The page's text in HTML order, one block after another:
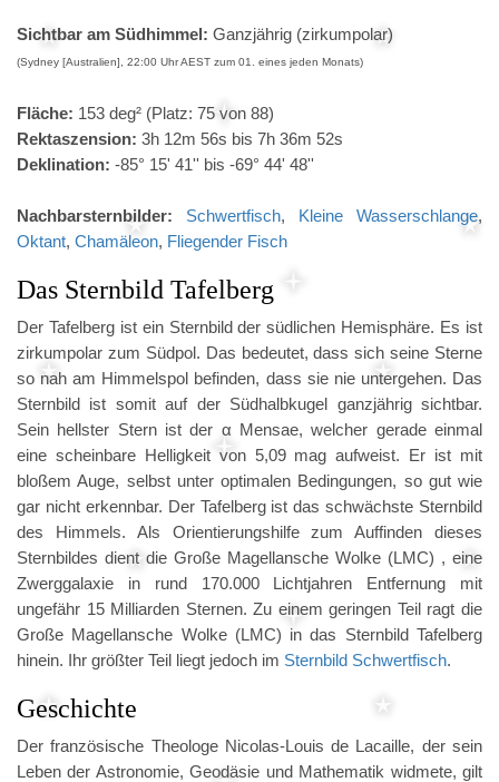
Sichtbar am Südhimmel: Ganzjährig (zirkumpolar)
(Sydney [Australien], 22:00 Uhr AEST zum 01. eines jeden Monats)
Fläche: 153 deg² (Platz: 75 von 88)
Rektaszension: 3h 12m 56s bis 7h 36m 52s
Deklination: -85° 15' 41'' bis -69° 44' 48''
Nachbarsternbilder: Schwertfisch, Kleine Wasserschlange,
Oktant, Chamäleon, Fliegender Fisch
Das Sternbild Tafelberg
Der Tafelberg ist ein Sternbild der südlichen Hemisphäre. Es ist
zirkumpolar zum Südpol. Das bedeutet, dass sich seine Sterne
so nah am Himmelspol befinden, dass sie nie untergehen. Das
Sternbild ist somit auf der Südhalbkugel ganzjährig sichtbar.
Sein hellster Stern ist der α Mensae, welcher gerade einmal
eine scheinbare Helligkeit von 5,09 mag aufweist. Er ist mit
bloßem Auge, selbst unter optimalen Bedingungen, so gut wie
gar nicht erkennbar. Der Tafelberg ist das schwächste Sternbild
des Himmels. Als Orientierungshilfe zum Auffinden dieses
Sternbildes dient die Große Magellansche Wolke (LMC) , eine
Zwerggalaxie in rund 170.000 Lichtjahren Entfernung mit
ungefähr 15 Milliarden Sternen. Zu einem geringen Teil ragt die
Große Magellansche Wolke (LMC) in das Sternbild Tafelberg
hinein. Ihr größter Teil liegt jedoch im Sternbild Schwertfisch.
Geschichte
Der französische Theologe Nicolas-Louis de Lacaille, der sein
Leben der Astronomie, Geodäsie und Mathematik widmete, gilt